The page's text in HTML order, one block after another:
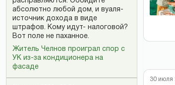
абсолютно любой дом, и вуаля-
источник дохода в виде
штрафов. Кому идут- налоговой?
Вот поле не паханное.
Житель Челнов проиграл спор с
УК из-за кондиционера на
фасаде
30 июля